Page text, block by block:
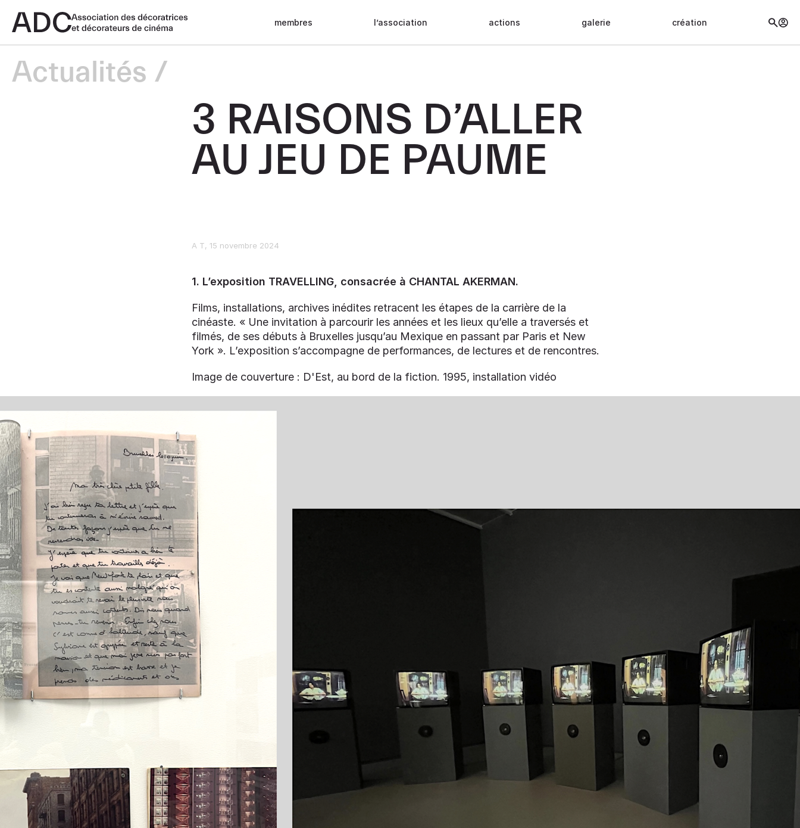
membres l’association actions galerie création
Actualités
3 RAISONS D’ALLER
AU JEU DE PAUME
A T 15 novembre 2024
1. L’exposition TRAVELLING, consacrée à CHANTAL AKERMAN.
Films, installations, archives inédites retracent les étapes de la carrière de la
cinéaste. « Une invitation à parcourir les années et les lieux qu’elle a traversés et
filmés, de ses débuts à Bruxelles jusqu’au Mexique en passant par Paris et New
York ». L’exposition s’accompagne de performances, de lectures et de rencontres.
Image de couverture : D'Est, au bord de la fiction. 1995, installation vidéo